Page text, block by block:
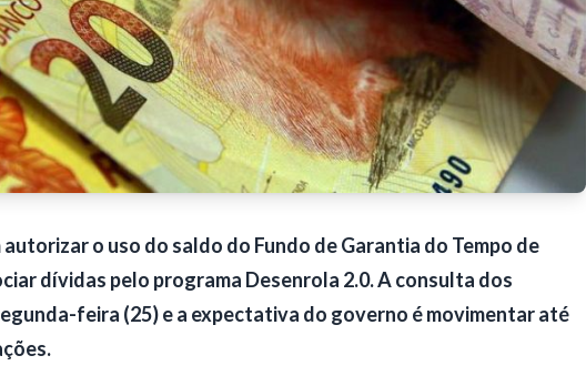
o uso do saldo do Fundo de Garantia do Tempo de
dívidas pelo programa Desenrola 2.0. Aconsulta dos
feira (25) e a expectativa do governo é movimentar até